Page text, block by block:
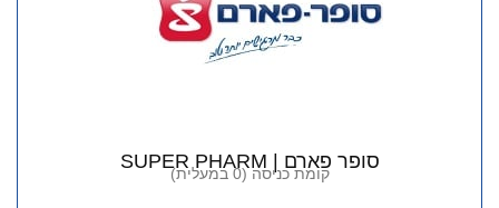
סופר פארם | SUPER PHARM
קומת כניסה (0 במעלית)